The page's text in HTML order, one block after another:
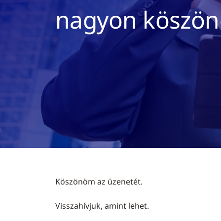
nagyon
Köszönöm az üzenetét.
Visszahívjuk, amint lehet.